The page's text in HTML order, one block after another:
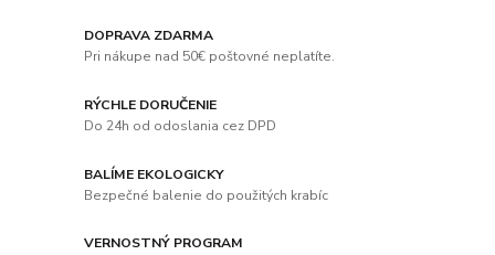
DOPRAVA ZDARMA
Pri nákupe nad 50€ poštovné neplatíte.
RÝCHLE DORUČENIE
Do 24h od odoslania cez DPD
BALÍME EKOLOGICKY
Bezpečné balenie do použitých krabíc
VERNOSTNÝ PROGRAM